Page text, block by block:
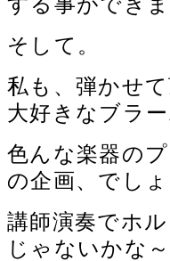
そして。
私も、弾かせ
大好きなブラ
色んな楽器の
の企画、でしょ
講師演奏でホ
じゃないかな